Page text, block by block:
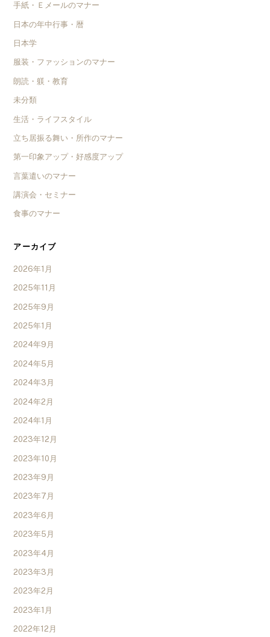
手紙・Ｅメールのマナー
日本の年中行事・暦
日本学
服装・ファッションのマナー
朗読・躾・教育
未分類
生活・ライフスタイル
立ち居振る舞い・所作のマナー
第一印象アップ・好感度アップ
言葉遣いのマナー
講演会・セミナー
食事のマナー
アーカイブ
2026年1月
2025年11月
2025年9月
2025年1月
2024年9月
2024年5月
2024年3月
2024年2月
2024年1月
2023年12月
2023年10月
2023年9月
2023年7月
2023年6月
2023年5月
2023年4月
2023年3月
2023年2月
2023年1月
2022年12月